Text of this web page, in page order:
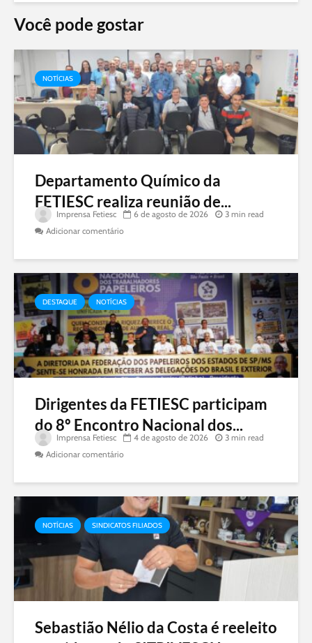
Você pode gostar
NOTÍCIAS
Departamento Químico da
FETIESC realiza reunião de...
Imprensa Fetiesc 6 de agosto de 2026
3 min read
Adicionar comentário
DESTAQUE NOTÍCIAS
Dirigentes da FETIESC participam
do 8º Encontro Nacional dos...
Imprensa Fetiesc 4 de agosto de 2026
3 min read
Adicionar comentário
NOTÍCIAS SINDICATOS FILIADOS
Sebastião Nélio da Costa é reeleito